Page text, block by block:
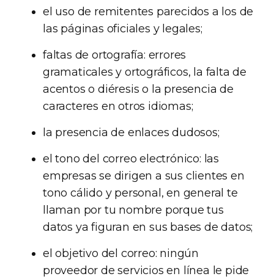
el uso de remitentes parecidos a los de
las páginas oficiales y legales;
faltas de ortografía: errores
gramaticales y ortográficos, la falta de
acentos o diéresis o la presencia de
caracteres en otros idiomas;
la presencia de enlaces dudosos;
el tono del correo electrónico: las
empresas se dirigen a sus clientes en
tono cálido y personal, en general te
llaman por tu nombre porque tus
datos ya figuran en sus bases de datos;
el objetivo del correo: ningún
proveedor de servicios en línea le pide